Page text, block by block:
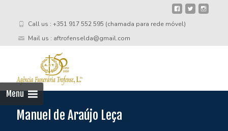
Call us : +351 917 552 595 (chamada para rede móvel)
Mail us : aftrofenselda@gmail.com
Menu
Manuel de Araújo Leça